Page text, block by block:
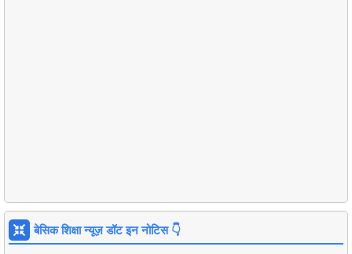
बेसिक शिक्षा न्यूज़ डॉट इन नोटिस 👇